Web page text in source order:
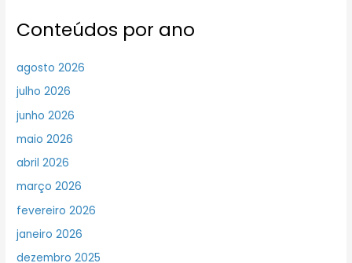
Conteúdos por ano
agosto 2026
julho 2026
junho 2026
maio 2026
abril 2026
março 2026
fevereiro 2026
janeiro 2026
dezembro 2025